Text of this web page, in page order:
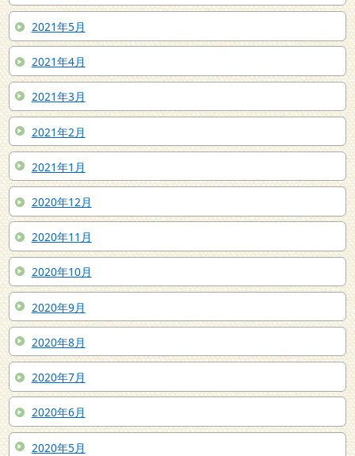
2021年5月
2021年4月
2021年3月
2021年2月
2021年1月
2020年12月
2020年11月
2020年10月
2020年9月
2020年8月
2020年7月
2020年6月
2020年5月